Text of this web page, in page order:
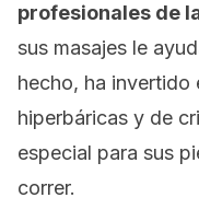
profesionales de
sus masajes le
hecho, ha invertido
hiperbáricas y de
especial para sus
correr.